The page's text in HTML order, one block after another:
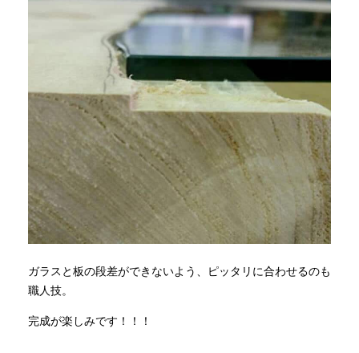
ガラスと板の段差ができないよう、ピッタリに合わせるのも
職人技。
完成が楽しみです！！！